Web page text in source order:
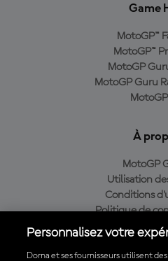
Game
MotoGP™
MotoGP™
MotoGP
MotoGP Guru
À
MotoGP
Utilisation
Conditions
Politique de
Politique
Personnalisez votre
Dorna et ses fournisseurs utilisent